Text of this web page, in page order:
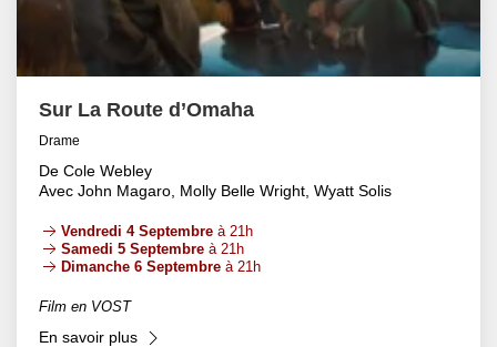
Sur La Route d’Omaha
Drame
De Cole Webley
Avec John Magaro, Molly Belle Wright, Wyatt Solis
Vendredi 4 Septembre à 21h
Samedi 5 Septembre à 21h
Dimanche 6 Septembre à 21h
Film en VOST
En savoir plus